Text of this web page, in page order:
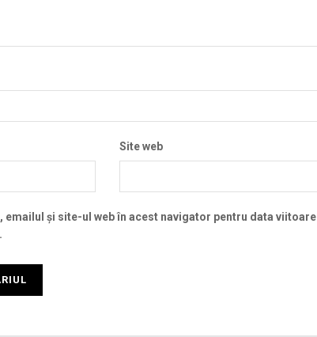
Site web
emailul și site-ul web în acest navigator pentru data viitoare